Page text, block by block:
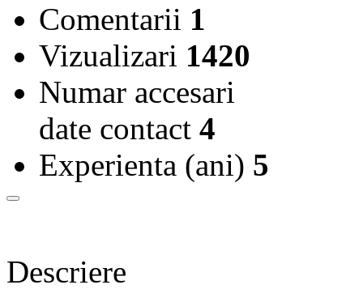
Comentarii 1
Vizualizari 1420
Numar accesari
date contact 4
Experienta (ani) 5
Descriere